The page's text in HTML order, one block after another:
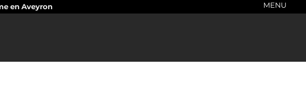
en Aveyron MENU